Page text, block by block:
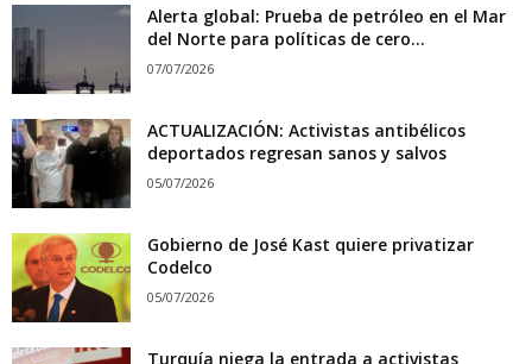
Alerta global: Prueba de petróleo en el Mar
del Norte para políticas de cero...
07/07/2026
ACTUALIZACIÓN: Activistas antibélicos
deportados regresan sanos y salvos
05/07/2026
Gobierno de José Kast quiere privatizar
Codelco
05/07/2026
Turquía niega la entrada a activistas